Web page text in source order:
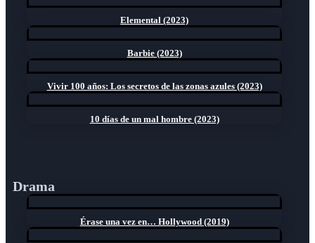
Elemental (2023)
Barbie (2023)
Vivir 100 años: Los secretos de las zonas azules (2023)
10 días de un mal hombre (2023)
Drama
Érase una vez en… Hollywood (2019)